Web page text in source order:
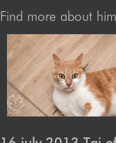
Find more about him